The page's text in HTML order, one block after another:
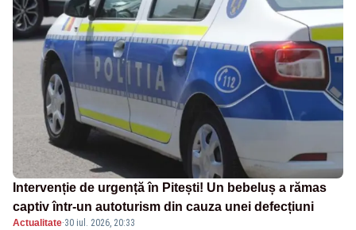
Intervenție de urgență în Pitești! Un bebeluș a rămas
captiv într-un autoturism din cauza unei defecțiuni
Actualitate·30 iul. 2026, 20:33